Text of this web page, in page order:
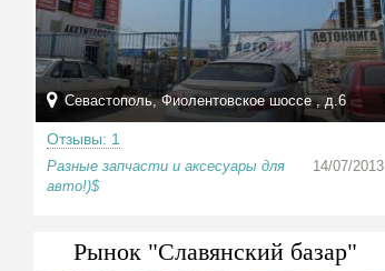
Севастополь, Фиолентовское шоссе , д.6
Отзывы: 1
Разные запчасти и аксесуары для
авто!)$
14/07/2013
Рынок "Славянский базар"